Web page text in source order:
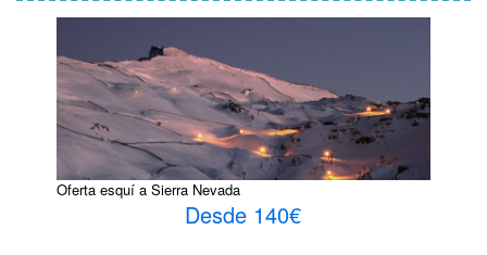
Oferta esquí a Sierra Nevada
Desde 140€